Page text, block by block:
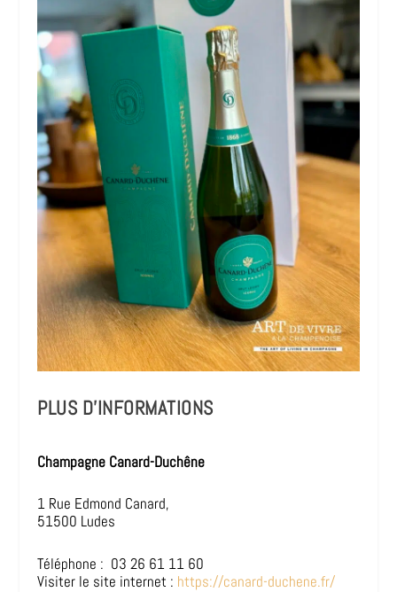
PLUS D’INFORMATIONS
Champagne Canard-Duchêne
1 Rue Edmond Canard,
51500 Ludes
Téléphone : 03 26 61 11 60
Visiter le site internet : https://canard-duchene.fr/